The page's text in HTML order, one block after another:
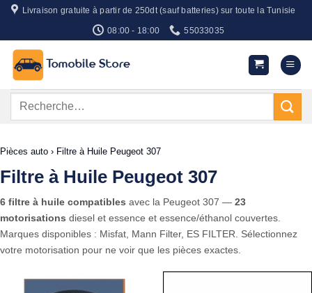
Passer
contenu
Livraison gratuite à partir de 250dt (sauf batteries) sur toute la Tunisie
08:00 - 18:00 55033035
Recherche
Pièces auto › Filtre à Huile Peugeot 307
Filtre à Huile Peugeot 307
6 filtre à huile compatibles avec la Peugeot 307 — 23
motorisations diesel et essence et essence/éthanol couvertes.
Marques disponibles : Misfat, Mann Filter, ES FILTER. Sélectionnez
votre motorisation pour ne voir que les pièces exactes.